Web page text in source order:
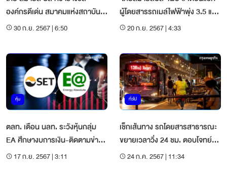
องค์กรดีเด่น สมาคมแห่งสถาบัน
พระปกเกล้า
30 ก.ย. 2567 | 6:50
ผู้โดยสารรถเมล์ไฟฟ้าพุ่ง 3.5 แสน
คนต่อวัน
20 ก.ย. 2567 | 4:33
หุ้น
ตลท. เตือน นลท. ระวังหุ้นกลุ่ม
EA ศึกษางบการเงิน-ติดตามข่าว
ก่อนเทรด
17 ก.ย. 2567 | 3:11
ทั่วไป
เช็กเส้นทาง รถโดยสารสาธารณะ
ขยายเวลาวิ่ง 24 ชม. ตอบโจทย์คน
เดินทางกลางคืน
24 ก.ค. 2567 | 11:34